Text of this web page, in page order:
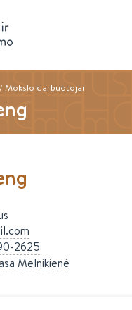
Mokslo darbuotojai
2625
Melnikienė